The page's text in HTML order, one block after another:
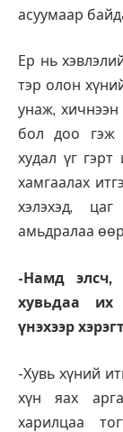
асуумаар
Ер нь
тэр олон
унаж, хичнээн
бол доо гэж
худал үг
хамгаалах
хэлэхэд,
амьдралаа
-Намд
хувьдаа их
үнэхээр
-Хувь хүний
хүн яах
харилцаа